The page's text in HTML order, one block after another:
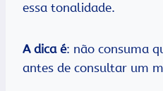
essa tonalidade.
A dica é: não consuma
antes de consultar um